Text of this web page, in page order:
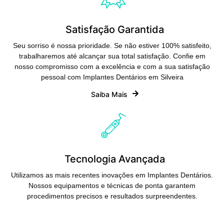
Satisfação Garantida
Seu sorriso é nossa prioridade. Se não estiver 100% satisfeito,
trabalharemos até alcançar sua total satisfação. Confie em
nosso compromisso com a excelência e com a sua satisfação
pessoal com Implantes Dentários em Silveira
Saiba Mais
Tecnologia Avançada
Utilizamos as mais recentes inovações em Implantes Dentários.
Nossos equipamentos e técnicas de ponta garantem
procedimentos precisos e resultados surpreendentes.